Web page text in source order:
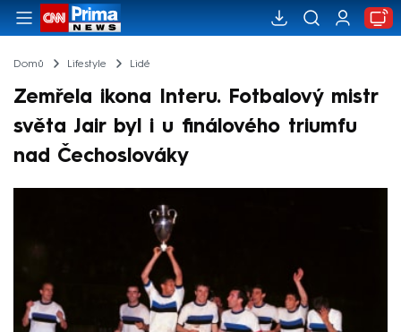
Domů Lifestyle Lidé
Zemřela ikona Interu. Fotbalový mistr
světa Jair byl i u finálového triumfu
nad Čechoslováky